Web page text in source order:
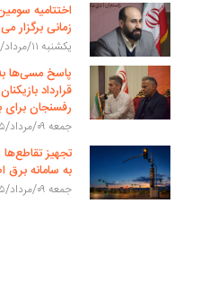
اختتامیه
زمانی برگزار
یکشنبه ۱۱/مرداد/۱۴۰۵
پاسخ مسی‌ها
قرارداد
رفسنجان برای
جمعه ۰۹/مرداد/۱۴۰۵
تجهیز
به سامانه برق
جمعه ۰۹/مرداد/۱۴۰۵